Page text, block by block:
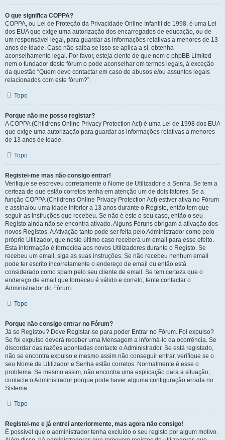
O que significa COPPA?
COPPA, ou Lei de Proteção da Privacidade Online Infantil de 1998, é uma Lei
dos EUA que exige uma autorização dos encarregados de educação, ou de
um responsável legal, para guardar as informações relativas a menores de 13
anos de idade. Caso não saiba se isso se aplica a si, obtenha
aconselhamento legal. Por favor, esteja ciente de que nem o phpBB Limited
nem o fundador deste fórum o pode aconselhar em termos legais, à exceção
da questão “Quem devo contactar em caso de abusos e/ou assuntos legais
relacionados com este fórum?”.
Topo
Porque não me posso registar?
A COPPA (Childrens Online Privacy Protection Act) é uma Lei de 1998 dos EUA
que exige uma autorização para guardar as informações relativas a menores
de 13 anos de idade.
Topo
Registei-me mas não consigo entrar!
Verifique se escreveu corretamente o Nome de Utilizador e a Senha. Se tem a
certeza de que estão corretos tenha em atenção um de dois fatores. Se a
função COPPA (Childrens Online Privacy Protection Act) estiver ativa no Fórum
e assinalou uma idade inferior a 13 anos durante o Registo, então tem que
seguir as instruções que recebeu. Se não é este o seu caso, então o seu
Registo ainda não se encontra ativado. Alguns Fóruns obrigam à ativação dos
novos Registos. A Ativação tanto pode ser feita pelo Administrador como pelo
próprio Utilizador, que neste último caso receberá um email para esse efeito.
Esta informação é fornecida aos novos Utilizadores durante o Registo. Se
recebeu um email, siga as suas instruções. Se não recebeu nenhum email
pode ter escrito incorretamente o endereço de email ou então está
considerado como spam pelo seu cliente de email. Se tem certeza que o
endereço de email que forneceu é válido e correto, tente contactar o
Administrador do Fórum.
Topo
Porque não consigo entrar no Fórum?
Já se Registou? Deve Registar-se para poder Entrar no Fórum. Foi expulso?
Se foi expulso deverá receber uma Mensagem a informá-lo da ocorrência. Se
discordar das razões apontadas contacte o Administrador. Se está registado,
não se encontra expulso e mesmo assim não conseguir entrar, verifique se o
seu Nome de Utilizador e Senha estão corretos. Normalmente é esse o
problema. Se mesmo assim, não encontra uma explicação para a situação,
contacte o Administrador porque pode haver alguma configuração errada no
Sistema.
Topo
Registei-me e já entrei anteriormente, mas agora não consigo!
É possível que o administrador tenha excluído o seu registo por algum motivo.